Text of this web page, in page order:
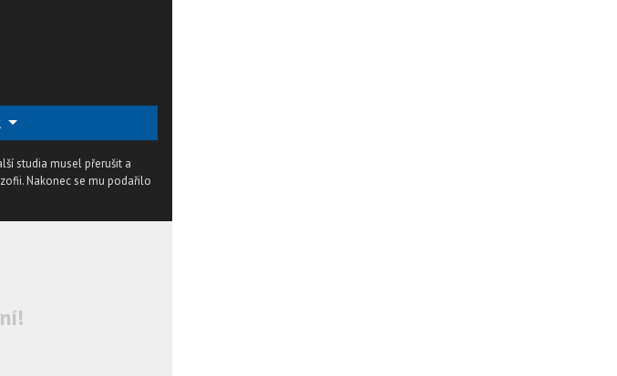
studia musel přerušit a
Nakonec se mu podařilo